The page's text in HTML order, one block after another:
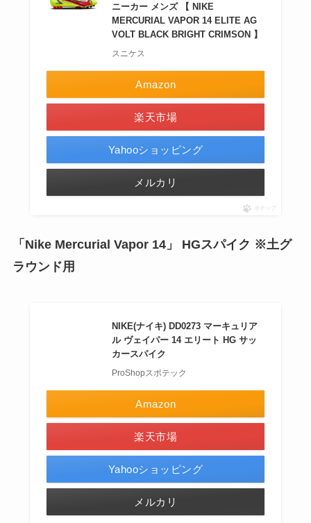
ニーカー メンズ 【 NIKE
MERCURIAL VAPOR 14 ELITE AG
VOLT BLACK BRIGHT CRIMSON 】
スニケス
Amazon
楽天市場
Yahooショッピング
メルカリ
ポチップ
「Nike Mercurial Vapor 14」 HGスパイク ※土グ
ラウンド用
NIKE(ナイキ) DD0273 マーキュリア
ル ヴェイパー 14 エリート HG サッ
カースパイク
ProShopスポテック
Amazon
楽天市場
Yahooショッピング
メルカリ